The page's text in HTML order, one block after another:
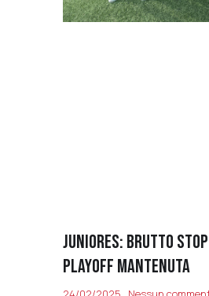
JUNIORES: BRUTTO
PLAYOFF MANTENUTA